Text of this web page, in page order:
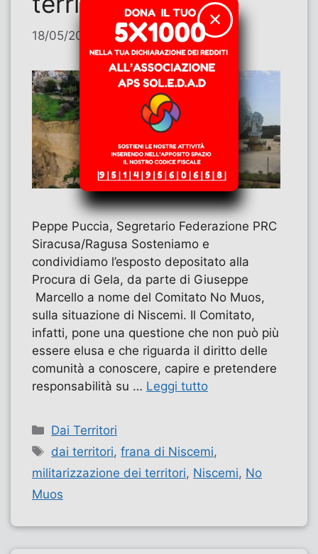
18/05/2026 diPeppe Puccia
Peppe Puccia, Segretario Federazione PRC
Siracusa/Ragusa Sosteniamo e
condividiamo l’esposto depositato alla
Procura di Gela, da parte di Giuseppe
Marcello a nome del Comitato No Muos,
sulla situazione di Niscemi. Il Comitato,
infatti, pone una questione che non può più
essere elusa e che riguarda il diritto delle
comunità a conoscere, capire e pretendere
responsabilità su … Leggi tutto
Categorie
Dai Territori
Tag
dai territori,frana di Niscemi,
militarizzazione dei territori, Niscemi, No
Muos
✕